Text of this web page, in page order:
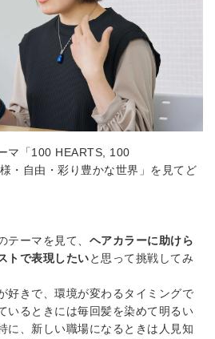
マ「100 HEARTS, 100
・自由・彩り豊かな世界」を見てど
テーマを見て、 ヘアカラーに助けら
トで表現したいと思って挑戦してみ
好きで、環境が変わるタイミングで
いるときには毎回髪を染めて明るい
に、新しい職場になるときは人見知